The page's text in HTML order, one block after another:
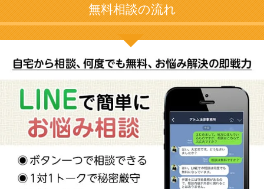
無料相談の流れ